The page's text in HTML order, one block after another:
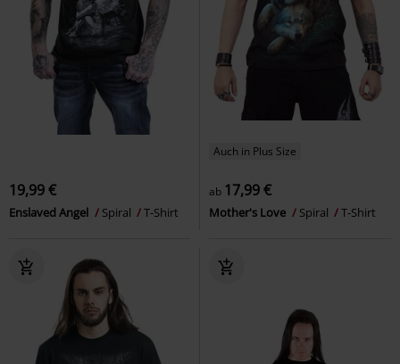
19,99 €
Enslaved Angel Spiral T-Shirt
Auch in Plus Size
ab 17,99 €
Mother's Love Spiral T-Shirt